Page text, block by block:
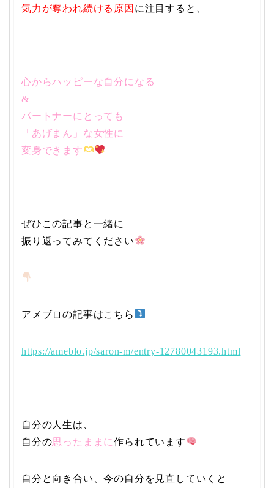
気力が奪われ続ける原因 に注目すると、
心からハッピーな自分になる
&
パートナーにとっても
「あげまん」な女性に
変身できます
ぜひこの記事と一緒に
振り返ってみてください
アメブロの記事はこちら
https://ameblo.jp/saron-m/entry-12780043193.html
自分の人生は、
自分の思ったままに作られています
自分と向き合い、今の自分を見直していくと